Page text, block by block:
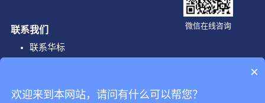
微信在线咨询
联系我们
联系华标
info@gig-lab.com
×
欢迎来到本网站，请问有什么可以帮您？